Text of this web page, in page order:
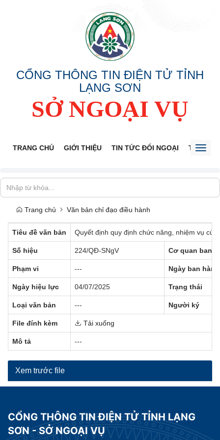
CỔNG THÔNG TIN ĐIỆN TỬ TỈNH
LẠNG SƠN
SỞ NGOẠI VỤ
TRANG CHỦ GIỚI THIỆU TIN TỨC ĐỐI NGOẠI THÔNG
Trang chủ Văn bản chỉ đạo điều hành
Tiêu đề văn bản Quyết định quy định chức năng, nhiệm vụ
Số hiệu 224/QĐ-SNgV Cơ quan ban
Phạm vi --- Ngày ban hành
Ngày hiệu lực 04/07/2025 Trạng thái
Loại văn bản --- Người ký
File đính kèm Tải xuống
Mô tả ---
Xem trước file
CỔNG THÔNG TIN ĐIỆN TỬ TỈNH LẠNG
SƠN - SỞ NGOẠI VỤ